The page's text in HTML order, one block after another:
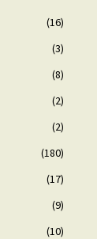
(16)
(3)
(8)
(2)
(2)
(180)
(17)
(9)
(10)